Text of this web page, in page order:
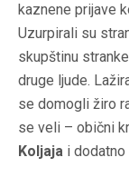
kaznene prijave
Uzurpirali su
skupštinu
druge ljude.
se domogli žiro
se veli – obični
Koljaja i